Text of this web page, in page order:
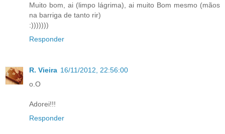
Muito bom, ai (limpo lágrima), ai muito Bom mesmo (mãos
na barriga de tanto rir)
:)))))))
Responder
R. Vieira 16/11/2012, 22:56:00
o.O
Adorei!!!
Responder